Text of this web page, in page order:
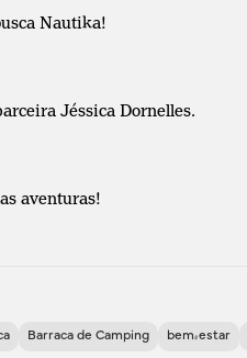
Nautika!
Jéssica Dornelles.
aventuras!
Barraca de Camping bem-estar